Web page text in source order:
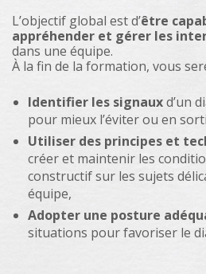
L’objectif global est d’être
appréhender et gérer les
dans une équipe.
À la fin de la formation, vous
Identifier les signauxd’un
pour mieux l’éviter ou en
Utiliser des principes et
créer et maintenir les
constructif sur les sujets
équipe,
Adopter une posture
situations pour favoriser le